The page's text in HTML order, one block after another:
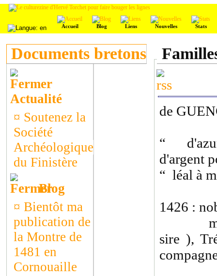
Accueil Blog Liens Nouvelles Stats
Documents bretons
Actualité
¤ Soutenez la
Société
Archéologique
du Finistère
Blog
¤ Bientôt ma
publication de
la Montre de
1481 en
Cornouaille
de
“
d'argent
“ léal à
1426 :
sire ),